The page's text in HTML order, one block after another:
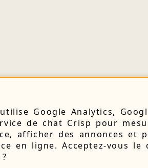
Google Analytics,
de chat Crisp pour
afficher des annonces et
en ligne. Acceptez-vous le